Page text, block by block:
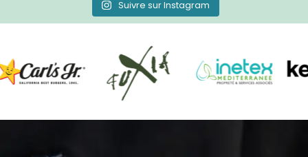
Suivre sur Instagram